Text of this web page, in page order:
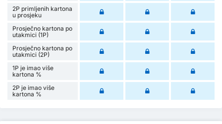
2P primljenih kartona
u prosjeku
Prosječno kartona po
utakmici (1P)
Prosječno kartona po
utakmici (2P)
1P je imao više
kartona %
2P je imao više
kartona %